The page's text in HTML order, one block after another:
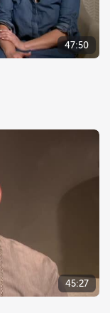
47:50
45:27